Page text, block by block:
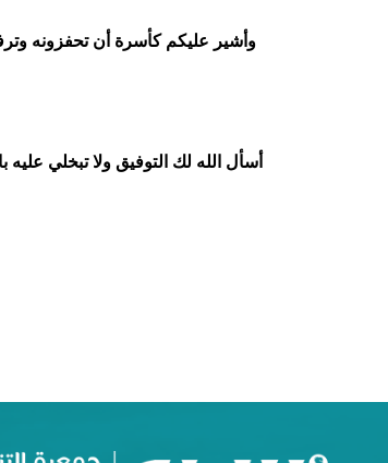
وأشير عليكم كأسرة أن تحفزونه
أسأل الله لك التوفيق ولا تبخلي عليه